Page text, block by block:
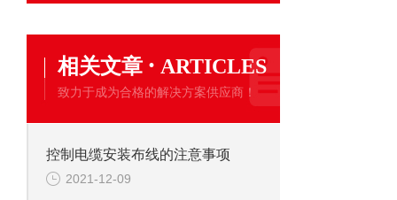
相关文章 · ARTICLES
致力于成为合格的解决方案供应商！
控制电缆安装布线的注意事项
2021-12-09